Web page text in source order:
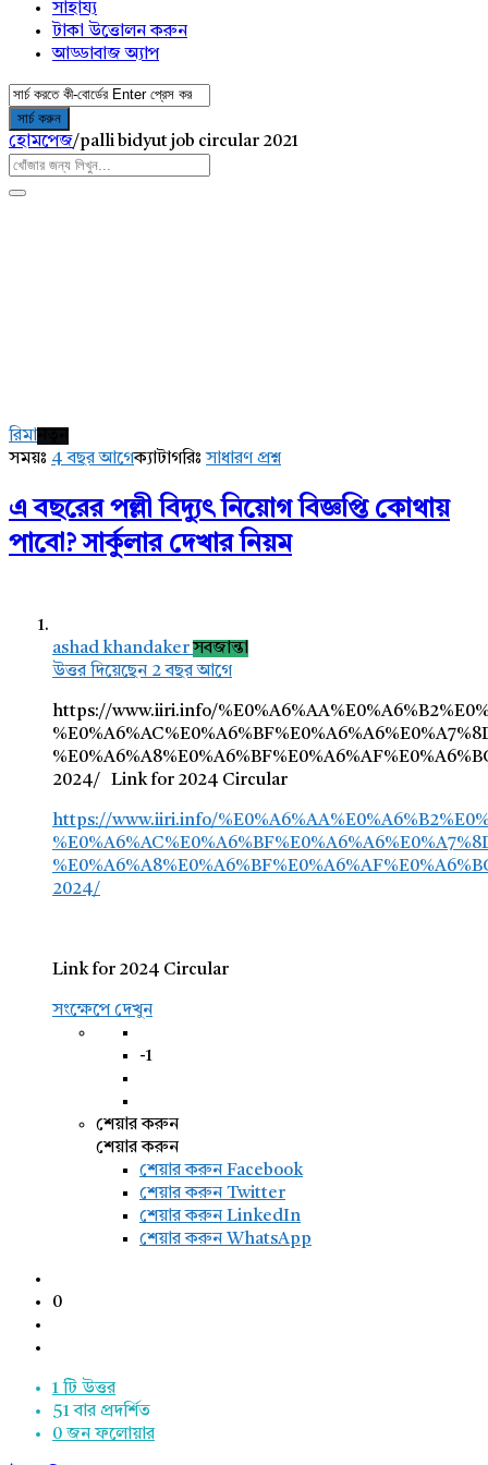
সাহায্য
টাকা উত্তোলন করুন
আড্ডাবাজ অ্যাপ
হোমপেজ/palli bidyut job circular 2021
Latest
প্রশ্ন
রিমা
সময়ঃ 4 বছর আগেক্যাটাগরিঃসাধারণ প্রশ্ন
এ বছরের পল্লী বিদ্যুৎ নিয়োগ বিজ্ঞপ্তি কোথায়
পাবো? সার্কুলার দেখার নিয়ম
ashad khandakerসবজান্তা
উত্তর দিয়েছেন 2 বছর আগে
https://www.iiri.info/
2024/ Link for 2024 Circular
https://www.iiri.info/
2024/
Link for 2024 Circular
সংক্ষেপে দেখুন
-1
শেয়ার করুন
শেয়ার করুন
শেয়ার করুনFacebook
শেয়ার করুন Twitter
শেয়ার করুন LinkedIn
শেয়ার করুন WhatsApp
0
1 টি উত্তর
51বার প্রদর্শিত
0 জন ফলোয়ার